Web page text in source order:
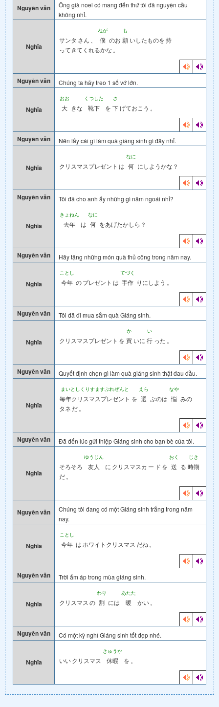
Nguyên văn
Ông già noel có mang đến thứ tôi đã nguyện cầu
không nhỉ.
Nghĩa
サンタ さん
ねが
僕 のお
も
願 いしたものを持
ってきてくれるかな 。
Nguyên văn Chúng ta hãy treo 1 số vớ lớn.
Nghĩa
おお
大 きな
くつした
靴下 を
さ
下げておこう 。
Nguyên văn Nên lấy cái gì làm quà giáng sinh gì đây nhỉ.
Nghĩa クリスマスプレゼント は
なに
何 にしようかな？
Nguyên văn Tôi đã cho anh ấy những gì năm ngoái nhỉ?
Nghĩa
きょねん
去年 は
なに
何 をあげたかしら？
Nguyên văn Hãy tặng những món quà thủ công trong năm nay.
Nghĩa
ことし
今年 のプレゼント は
てづく
手作 りにしよう 。
Nguyên văn Tôi đã đi mua sắm quà Giáng sinh.
Nghĩa クリスマスプレゼント を
か
買 いに
い
行 った 。
Nguyên văn Quyết định chọn gì làm quà giáng sinh thật đau đầu.
Nghĩa
まいとしくりすますぷれぜんと
毎年クリスマスプレゼント を
えら
選 ぶのは
なや
悩 みの
タネだ 。
Nguyên văn Đã đến lúc gửi thiệp Giáng sinh cho bạn bè của tôi.
Nghĩa
そろそろ
ゆうじん
友人 に クリスマスカ ー ド を
おく
送 る
じき
時期
だ 。
Nguyên văn
Chúng tôi đang có một Giáng sinh trắng trong năm
nay.
Nghĩa
ことし
今年 は ホワイトクリスマス だね 。
Nguyên văn Trời ấm áp trong mùa giáng sinh.
Nghĩa クリスマス の
わり
割 には
あたた
暖 かい 。
Nguyên văn Có một kỳ nghỉ Giáng sinh tốt đẹp nhé.
Nghĩa いいクリスマス
きゅうか
休暇 を 。